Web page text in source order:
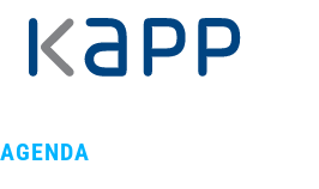
AGENDA